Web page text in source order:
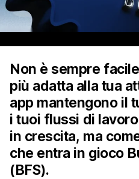
Non è sempre
più adatta alla tua
app mantengono il
i tuoi flussi di
in crescita, ma
che entra in gioco
(BFS).